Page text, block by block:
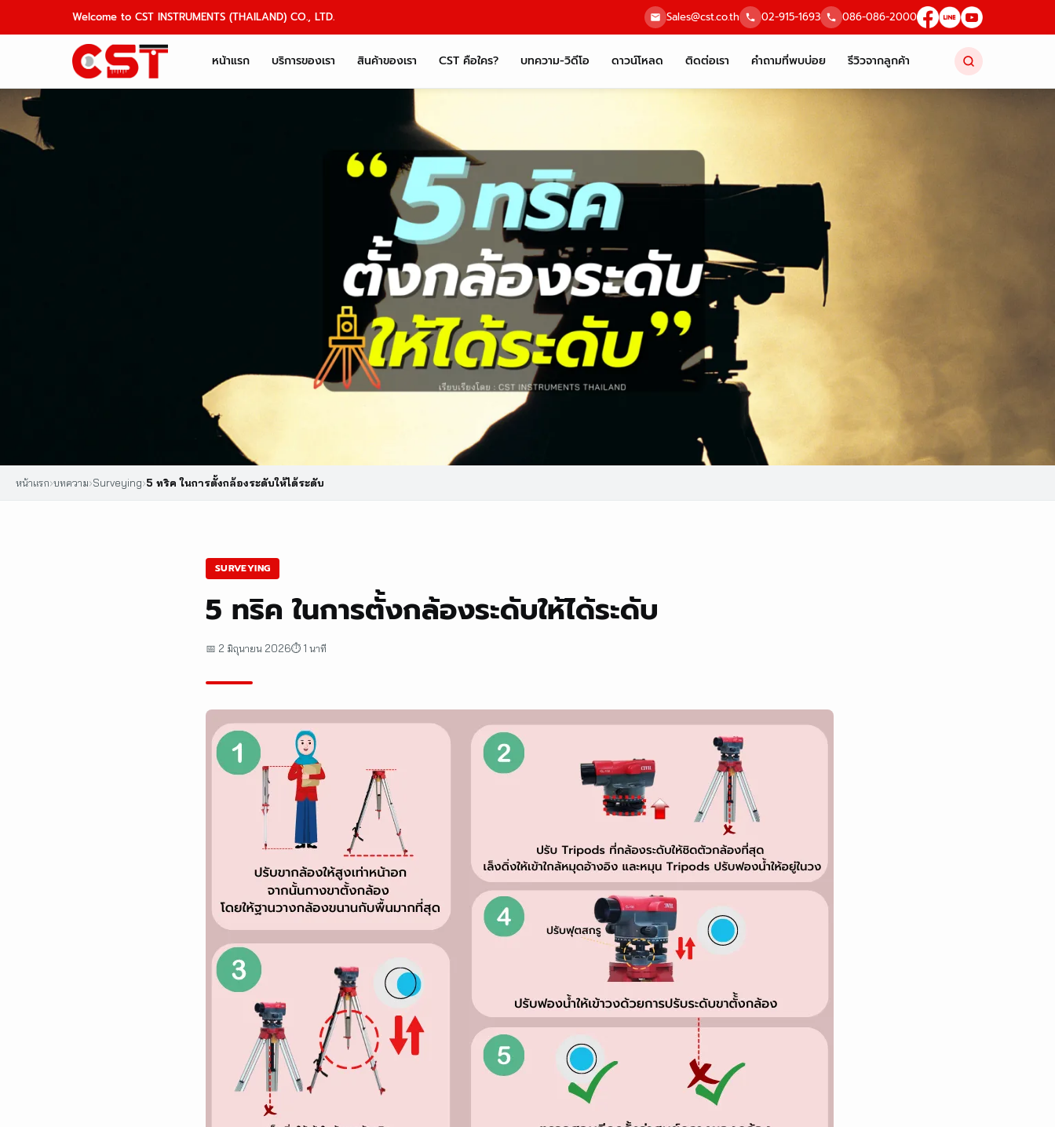
Welcome to CST INSTRUMENTS (THAILAND) CO., LTD. Sales@cst.co.th 02-915-1693 086-086-2000
หน้าแรก บริการของเรา สินค้าของเรา CST คือใคร? บทความ-วิดีโอ ดาวน์โหลด ติดต่อเรา คำถามที่พบบ่อย รีวิวจากลูกค้า
หน้าแรก›บทความ›Surveying›5 ทริค ในการตั้งกล้องระดับให้ได้ระดับ
SURVEYING
5 ทริค ในการตั้งกล้องระดับให้ได้ระดับ
📅 2 มิถุนายน 2026⏱ 1 นาที